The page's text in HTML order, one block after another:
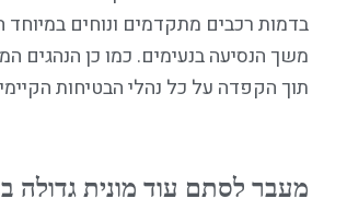
בדמות רכבים מתקדמים ונוחים
משך הנסיעה בנעימים. כמו כן הנהגים
תוך הקפדה על כל נהלי הבטיחות
מעבר לסתם עוד מונית גדולה